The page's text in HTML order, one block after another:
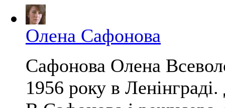
Олена Сафонова
Сафонова Олена
1956 року в